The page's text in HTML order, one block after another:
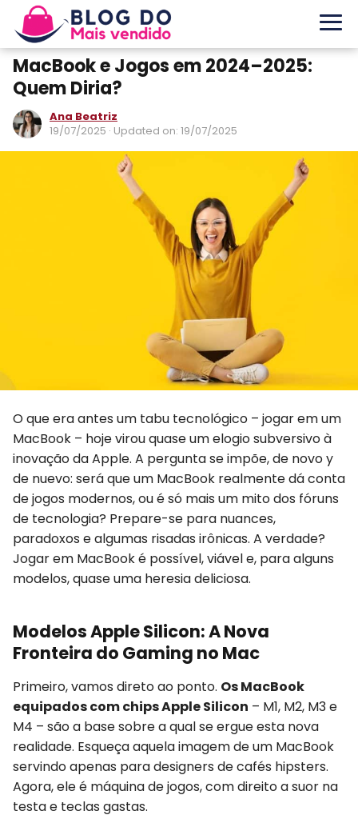
MacBook e Jogos em 2024–2025:
Quem Diria?
Ana Beatriz
19/07/2025 · Updated on: 19/07/2025
O que era antes um tabu tecnológico – jogar em um
MacBook – hoje virou quase um elogio subversivo à
inovação da Apple. A pergunta se impõe, de novo y
de nuevo: será que um MacBook realmente dá conta
de jogos modernos, ou é só mais um mito dos fóruns
de tecnologia? Prepare-se para nuances,
paradoxos e algumas risadas irônicas. A verdade?
Jogar em MacBook é possível, viável e, para alguns
modelos, quase uma heresia deliciosa.
Modelos Apple Silicon: A Nova
Fronteira do Gaming no Mac
Primeiro, vamos direto ao ponto. Os MacBook
equipados com chips Apple Silicon – M1, M2, M3 e
M4 – são a base sobre a qual se ergue esta nova
realidade. Esqueça aquela imagem de um MacBook
servindo apenas para designers de cafés hipsters.
Agora, ele é máquina de jogos, com direito a suor na
testa e teclas gastas.